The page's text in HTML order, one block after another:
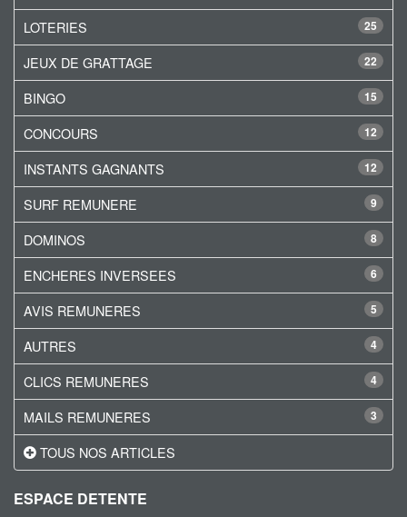
25
LOTERIES
22
JEUX DE GRATTAGE
15
BINGO
12
CONCOURS
12
INSTANTS GAGNANTS
9
SURF REMUNERE
8
DOMINOS
6
ENCHERES INVERSEES
5
AVIS REMUNERES
4
AUTRES
4
CLICS REMUNERES
3
MAILS REMUNERES
TOUS NOS ARTICLES
ESPACE DETENTE